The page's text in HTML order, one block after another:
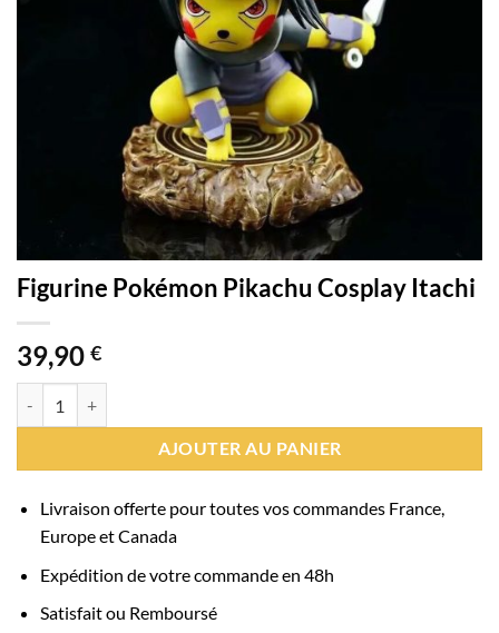
Figurine Pokémon Pikachu Cosplay Itachi
39,90 €
AJOUTER AU PANIER
Livraison offerte pour toutes vos commandes France,
Europe et Canada
Expédition de votre commande en 48h
Satisfait ou Remboursé